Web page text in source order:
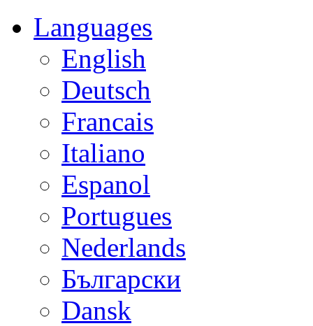
Languages
English
Deutsch
Francais
Italiano
Espanol
Portugues
Nederlands
Български
Dansk